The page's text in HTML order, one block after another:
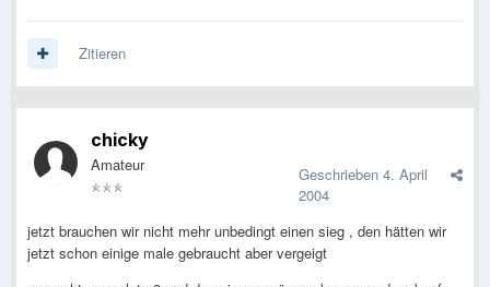
Zitieren
chicky
Amateur Geschrieben 4. April
2004
jetzt brauchen wir nicht mehr unbedingt einen sieg , den hätten wir
jetzt schon einige male gebraucht aber vergeigt